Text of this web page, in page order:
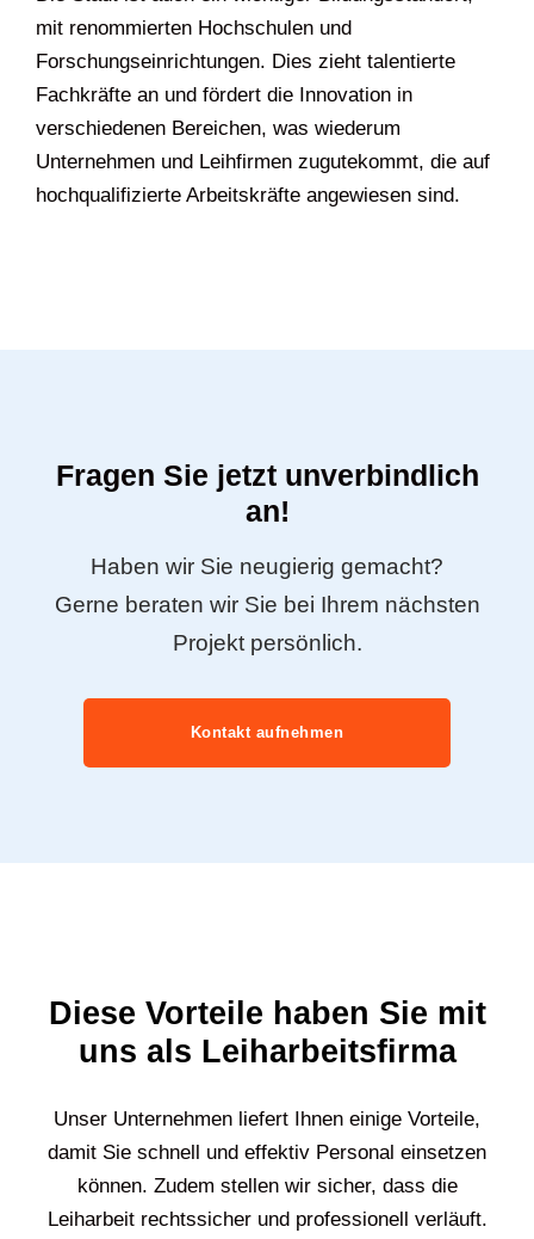
mit renommierten Hochschulen und
Forschungseinrichtungen. Dies zieht talentierte
Fachkräfte an und fördert die Innovation in
verschiedenen Bereichen, was wiederum
Unternehmen und Leihfirmen zugutekommt, die auf
hochqualifizierte Arbeitskräfte angewiesen sind.
Fragen Sie jetzt unverbindlich
an!
Haben wir Sie neugierig gemacht?
Gerne beraten wir Sie bei Ihrem nächsten
Projekt persönlich.
Kontakt aufnehmen
Diese Vorteile haben Sie mit
uns als Leiharbeitsfirma
Unser Unternehmen liefert Ihnen einige Vorteile,
damit Sie schnell und effektiv Personal einsetzen
können. Zudem stellen wir sicher, dass die
Leiharbeit rechtssicher und professionell verläuft.